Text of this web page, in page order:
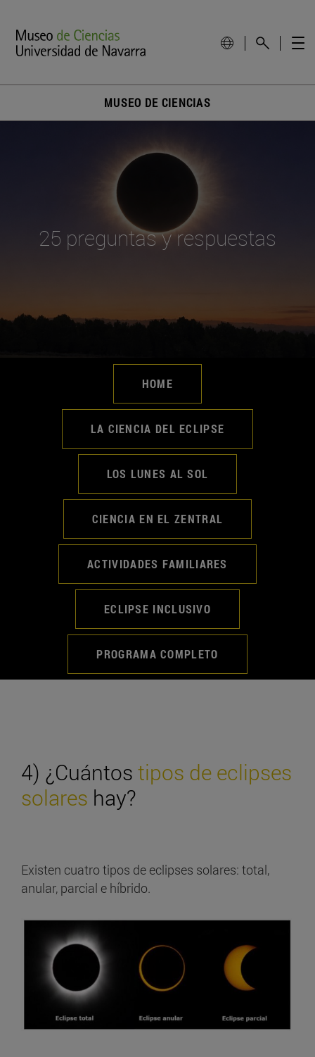
MUSEO DE CIENCIAS
25 preguntas y respuestas
HOME
LA CIENCIA DEL ECLIPSE
LOS LUNES AL SOL
CIENCIA EN EL ZENTRAL
ACTIVIDADES FAMILIARES
ECLIPSE INCLUSIVO
PROGRAMA COMPLETO
4) ¿Cuántos tipos de eclipses
solares hay?
Existen cuatro tipos de eclipses solares: total,
anular, parcial e híbrido.